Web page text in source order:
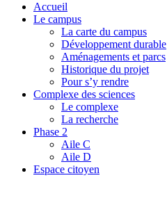
Accueil
Le campus
La carte du campus
Développement durable
Aménagements et parcs
Historique du projet
Pour s’y rendre
Complexe des sciences
Le complexe
La recherche
Phase 2
Aile C
Aile D
Espace citoyen